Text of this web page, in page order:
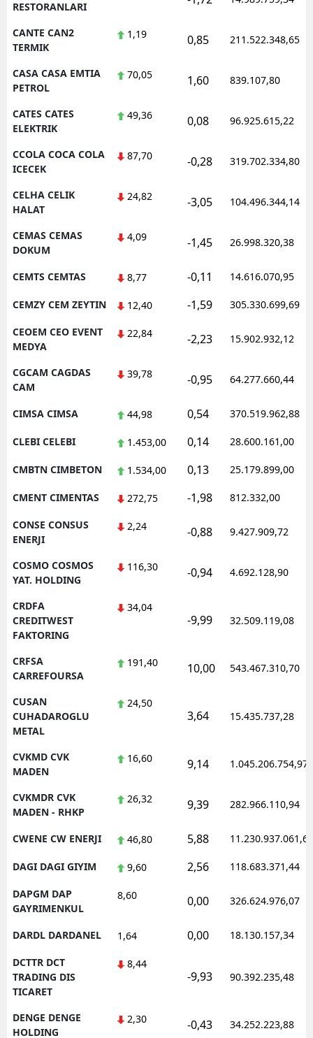
RESTORANLARI
CANTE CAN2
TERMIK
1,19 0,85 211.522.348,65
CASA CASA EMTIA
PETROL
70,05 1,60 839.107,80
CATES CATES
ELEKTRIK
49,36 0,08 96.925.615,22
CCOLA COCA COLA
ICECEK
87,70 -0,28 319.702.334,80
CELHA CELIK
HALAT
24,82 -3,05 104.496.344,14
CEMAS CEMAS
DOKUM
4,09 -1,45 26.998.320,38
CEMTS CEMTAS 8,77 -0,11 14.616.070,95
CEMZY CEM ZEYTIN 12,40 -1,59 305.330.699,69
CEOEM CEO EVENT
MEDYA
22,84 -2,23 15.902.932,12
CGCAM CAGDAS
CAM
39,78 -0,95 64.277.660,44
CIMSA CIMSA 44,98 0,54 370.519.962,88
CLEBI CELEBI 1.453,00 0,14 28.600.161,00
CMBTN CIMBETON 1.534,00 0,13 25.179.899,00
CMENT CIMENTAS 272,75 -1,98 812.332,00
CONSE CONSUS
ENERJI
2,24 -0,88 9.427.909,72
COSMO COSMOS
YAT. HOLDING
116,30 -0,94 4.692.128,90
CRDFA
CREDITWEST
FAKTORING
34,04
-9,99 32.509.119,08
CRFSA
CARREFOURSA
191,40 10,00 543.467.310,70
CUSAN
CUHADAROGLU
METAL
24,50
3,64 15.435.737,28
CVKMD CVK
MADEN
16,60 9,14 1.045.206.754,97
CVKMDR CVK
MADEN - RHKP
26,32 9,39 282.966.110,94
CWENE CW ENERJI 46,80 5,88 11.230.937.061,62
DAGI DAGI GIYIM 9,60 2,56 118.683.371,44
DAPGM DAP
GAYRIMENKUL
8,60 0,00 326.624.976,07
DARDL DARDANEL 1,64 0,00 18.130.157,34
DCTTR DCT
TRADING DIS
TICARET
8,44
-9,93 90.392.235,48
DENGE DENGE
HOLDING
2,30 -0,43 34.252.223,88